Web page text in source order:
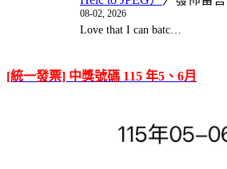
08-02, 2026
Love that I can batc…
[統一發票] 中獎號碼 115 年5、6月